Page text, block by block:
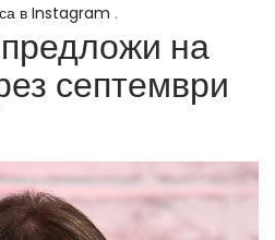
в Instagram .
на
септември